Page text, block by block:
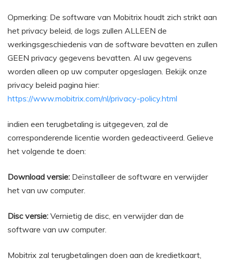
Opmerking: De software van Mobitrix houdt zich strikt aan
het privacy beleid, de logs zullen ALLEEN de
werkingsgeschiedenis van de software bevatten en zullen
GEEN privacy gegevens bevatten. Al uw gegevens
worden alleen op uw computer opgeslagen. Bekijk onze
privacy beleid pagina hier:
https://www.mobitrix.com/nl/privacy-policy.html
indien een terugbetaling is uitgegeven, zal de
corresponderende licentie worden gedeactiveerd. Gelieve
het volgende te doen:
Download versie: Deïnstalleer de software en verwijder
het van uw computer.
Disc versie: Vernietig de disc, en verwijder dan de
software van uw computer.
Mobitrix zal terugbetalingen doen aan de kredietkaart,